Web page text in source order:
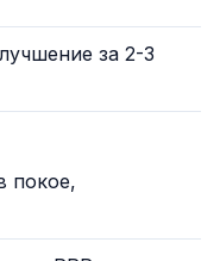
за 2-3
покое,